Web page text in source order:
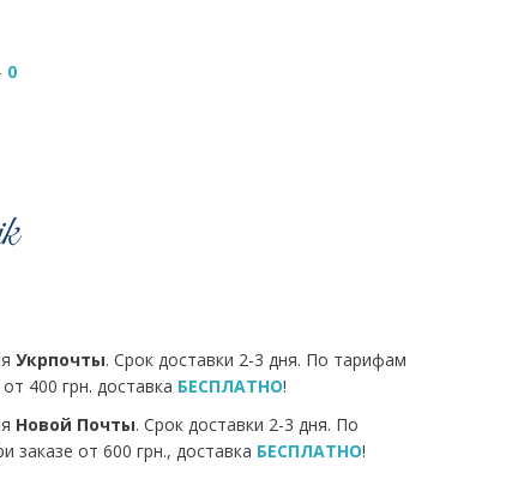
0
Укрпочты. Срок доставки 2-3 дня. По тарифам
400 грн. доставка БЕСПЛАТНО!
Новой Почты. Срок доставки 2-3 дня. По
заказе от 600 грн., доставка БЕСПЛАТНО!